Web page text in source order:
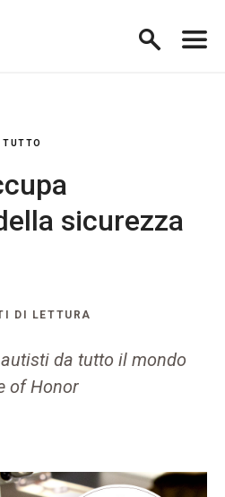
TUTTO
sicurezza
DI LETTURA
da tutto il mondo
of Honor